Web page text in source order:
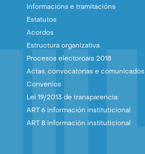
Informacións e tramitacións
Estatutos
Acordos
Estructura organizativa
Procesos electoroais 2018
Actas, convocatorias e comunicados
Convenios
Lei 19/2013 de transparencia:
ART 6 información instituticional
ART 8 información instituticional